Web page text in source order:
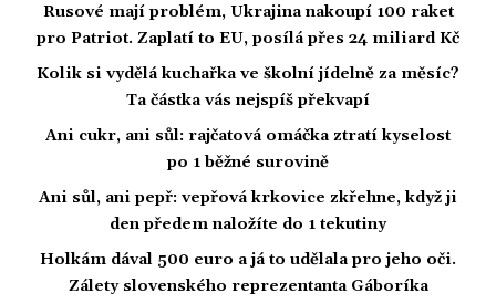
Rusové mají problém, Ukrajina nakoupí 100 raket
pro Patriot. Zaplatí to EU, posílá přes 24 miliard Kč
Kolik si vydělá kuchařka ve školní jídelně za měsíc?
Ta částka vás nejspíš překvapí
Ani cukr, ani sůl: rajčatová omáčka ztratí kyselost
po 1 běžné surovině
Ani sůl, ani pepř: vepřová krkovice zkřehne, když ji
den předem naložíte do 1 tekutiny
Holkám dával 500 euro a já to udělala pro jeho oči.
Zálety slovenského reprezentanta Gáboríka